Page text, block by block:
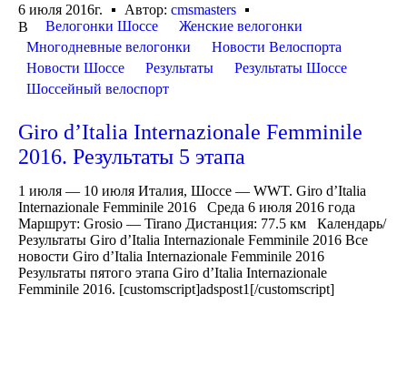
6 июля 2016г.
Автор: cmsmasters
В
Велогонки Шоссе
Женские велогонки
Многодневные велогонки
Новости Велоспорта
Новости Шоссе
Результаты
Результаты Шоссе
Шоссейный велоспорт
Giro d’Italia Internazionale Femminile
2016. Результаты 5 этапа
1 июля — 10 июля Италия, Шоссе — WWT. Giro d’Italia
Internazionale Femminile 2016 Среда 6 июля 2016 года
Маршрут: Grosio — Tirano Дистанция: 77.5 км Календарь/
Результаты Giro d’Italia Internazionale Femminile 2016 Все
новости Giro d’Italia Internazionale Femminile 2016
Результаты пятого этапа Giro d’Italia Internazionale
Femminile 2016. [customscript]adspost1[/customscript]